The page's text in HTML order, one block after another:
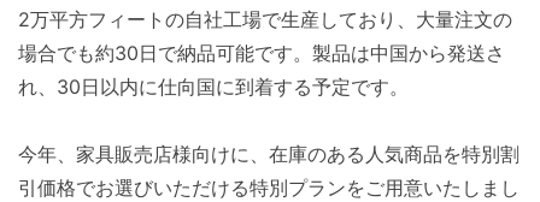
2万平方フィートの自社工場で生産しており、大量注文の
場合でも約30日で納品可能です。製品は中国から発送さ
れ、30日以内に仕向国に到着する予定です。
今年、家具販売店様向けに、在庫のある人気商品を特別割
引価格でお選びいただける特別プランをご用意いたしまし